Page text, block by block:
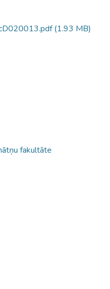
(1.93 MB)
fakultāte